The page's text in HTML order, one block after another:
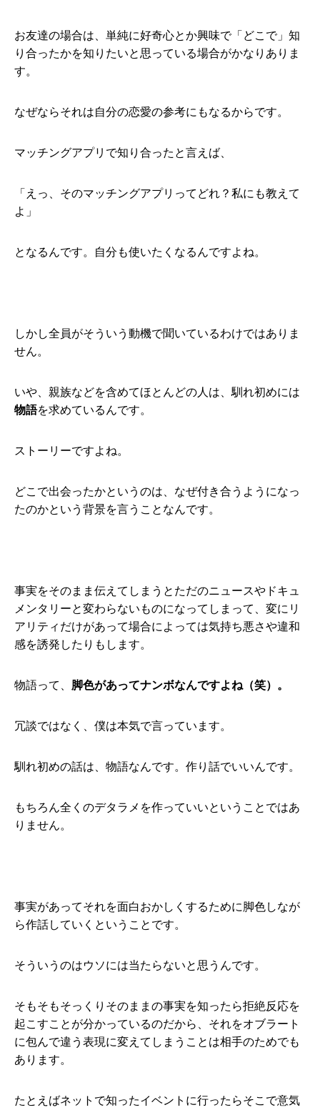
お友達の場合は、単純に好奇心とか興味で「どこで」知
り合ったかを知りたいと思っている場合がかなりありま
す。
なぜならそれは自分の恋愛の参考にもなるからです。
マッチングアプリで知り合ったと言えば、
「えっ、そのマッチングアプリってどれ？私にも教えて
よ」
となるんです。自分も使いたくなるんですよね。
しかし全員がそういう動機で聞いているわけではありま
せん。
いや、親族などを含めてほとんどの人は、馴れ初めには
物語を求めているんです。
ストーリーですよね。
どこで出会ったかというのは、なぜ付き合うようになっ
たのかという背景を言うことなんです。
事実をそのまま伝えてしまうとただのニュースやドキュ
メンタリーと変わらないものになってしまって、変にリ
アリティだけがあって場合によっては気持ち悪さや違和
感を誘発したりもします。
物語って、 脚色があってナンボなんですよね（笑）。
冗談ではなく、僕は本気で言っています。
馴れ初めの話は、物語なんです。作り話でいいんです。
もちろん全くのデタラメを作っていいということではあ
りません。
事実があってそれを面白おかしくするために脚色しなが
ら作話していくということです。
そういうのはウソには当たらないと思うんです。
そもそもそっくりそのままの事実を知ったら拒絶反応を
起こすことが分かっているのだから、それをオブラート
に包んで違う表現に変えてしまうことは相手のためでも
あります。
たとえばネットで知ったイベントに行ったらそこで意気